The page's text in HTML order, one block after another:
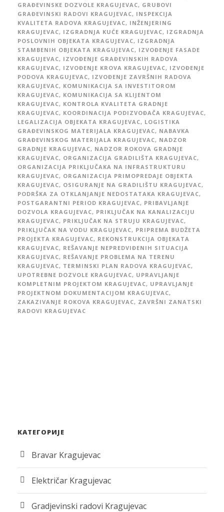
GRAĐEVINSKE DOZVOLE KRAGUJEVAC, GRUBOVI
GRAĐEVINSKI RADOVI KRAGUJEVAC, INSPEKCIJA
KVALITETA RADOVA KRAGUJEVAC, INŽENJERING
KRAGUJEVAC, IZGRADNJA KUĆE KRAGUJEVAC, IZGRADNJA
POSLOVNIH OBJEKATA KRAGUJEVAC, IZGRADNJA
STAMBENIH OBJEKATA KRAGUJEVAC, IZVOĐENJE FASADE
KRAGUJEVAC, IZVOĐENJE GRAĐEVINSKIH RADOVA
KRAGUJEVAC, IZVOĐENJE KROVA KRAGUJEVAC, IZVOĐENJE
PODOVA KRAGUJEVAC, IZVOĐENJE ZAVRŠNIH RADOVA
KRAGUJEVAC, KOMUNIKACIJA SA INVESTITOROM
KRAGUJEVAC, KOMUNIKACIJA SA KLIJENTOM
KRAGUJEVAC, KONTROLA KVALITETA GRADNJE
KRAGUJEVAC, KOORDINACIJA PODIZVOĐAČA KRAGUJEVAC,
LEGALIZACIJA OBJEKATA KRAGUJEVAC, LOGISTIKA
GRAĐEVINSKOG MATERIJALA KRAGUJEVAC, NABAVKA
GRAĐEVINSKOG MATERIJALA KRAGUJEVAC, NADZOR
GRADNJE KRAGUJEVAC, NADZOR ROKOVA GRADNJE
KRAGUJEVAC, ORGANIZACIJA GRADILIŠTA KRAGUJEVAC,
ORGANIZACIJA PRIKLJUČAKA NA INFRASTRUKTURU
KRAGUJEVAC, ORGANIZACIJA PRIMOPREDAJE OBJEKTA
KRAGUJEVAC, OSIGURANJE NA GRADILIŠTU KRAGUJEVAC,
PODRŠKA ZA OTKLANJANJE NEDOSTATAKA KRAGUJEVAC,
POSTGARANTNI PERIOD KRAGUJEVAC, PRIBAVLJANJE
DOZVOLA KRAGUJEVAC, PRIKLJUČAK NA KANALIZACIJU
KRAGUJEVAC, PRIKLJUČAK NA STRUJU KRAGUJEVAC,
PRIKLJUČAK NA VODU KRAGUJEVAC, PRIPREMA BUDŽETA
PROJEKTA KRAGUJEVAC, REKONSTRUKCIJA OBJEKATA
KRAGUJEVAC, REŠAVANJE NEPREDVIĐENIH SITUACIJA
KRAGUJEVAC, REŠAVANJE PROBLEMA NA TERENU
KRAGUJEVAC, TERMINSKI PLAN RADOVA KRAGUJEVAC,
UPOTREBNE DOZVOLE KRAGUJEVAC, UPRAVLJANJE
KOMPLETNIM PROJEKTOM KRAGUJEVAC, UPRAVLJANJE
PROJEKTNOM DOKUMENTACIJOM KRAGUJEVAC,
ZAKAZIVANJE ROKOVA KRAGUJEVAC, ZAVRŠNI ZANATSKI
RADOVI KRAGUJEVAC
КАТЕГОРИЈЕ
Bravar Kragujevac
Električar Kragujevac
Gradjevinski radovi Kragujevac